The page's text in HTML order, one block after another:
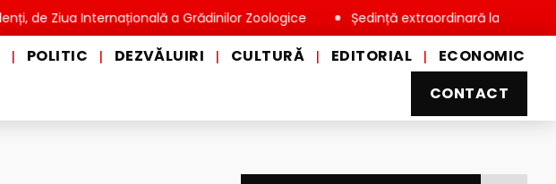
Internațională a Grădinilor Zoologice Ședință extraordinară la Consiliul Local
| POLITIC | DEZVĂLUIRI | CULTURĂ | EDITORIAL |
ECONOMIC
CONTACT